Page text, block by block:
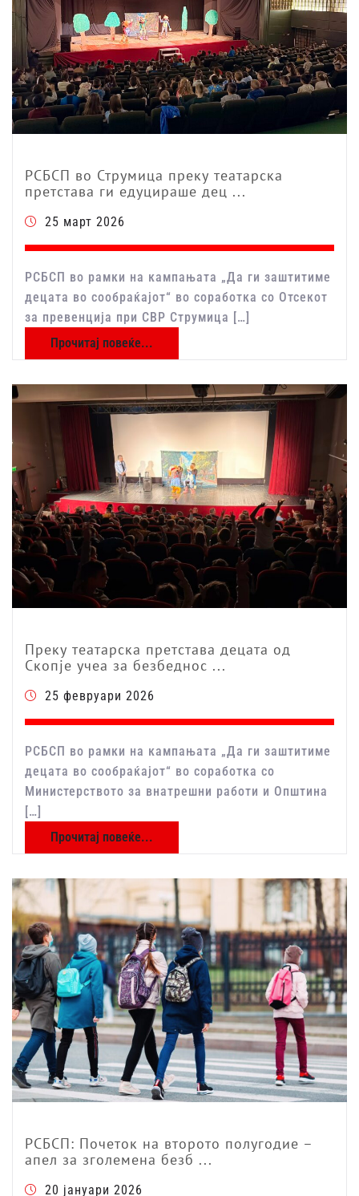
РСБСП во Струмица преку театарска
претстава ги едуцираше дец ...
25 март 2026
РСБСП во рамки на кампањата „Да ги заштитиме
децата во сообраќајот“ во соработка со Отсекот
за превенција при СВР Струмица […]
Прочитај повеќе...
Преку театарска претстава децата од
Скопје учеа за безбеднос ...
25 февруари 2026
РСБСП во рамки на кампањата „Да ги заштитиме
децата во сообраќајот“ во соработка со
Министерството за внатрешни работи и Општина
[…]
Прочитај повеќе...
РСБСП: Почеток на второто полугодие –
апел за зголемена безб ...
20 јануари 2026